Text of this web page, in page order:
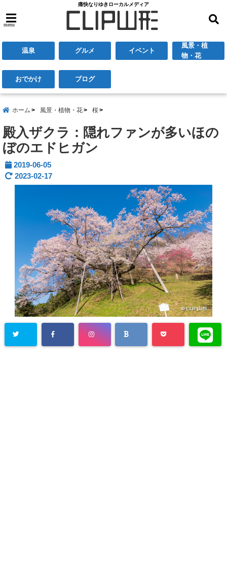
痛快なりゆきローカルメディア
menu
温泉 グルメ イベント
風景・植
物・花
おでかけ ブログ
ホーム 風景・植物・花 桜
殿入ザクラ：隠れファンが多いほの
ぼのエドヒガン
2019-06-05
2023-02-17